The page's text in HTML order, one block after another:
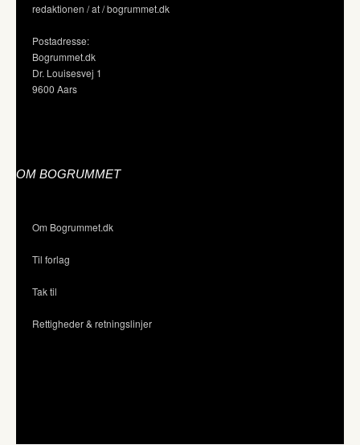
redaktionen / at / bogrummet.dk
Postadresse:
Bogrummet.dk
Dr. Louisesvej 1
9600 Aars
OM BOGRUMMET
Om Bogrummet.dk
Til forlag
Tak til
Rettigheder & retningslinjer